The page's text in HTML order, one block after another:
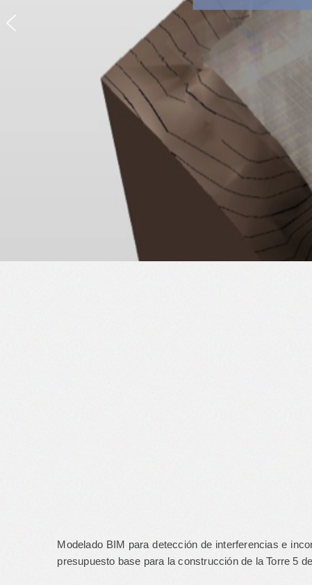
Modelado BIM para detección de interferencias e
presupuesto base para la construcción de la Torre 5